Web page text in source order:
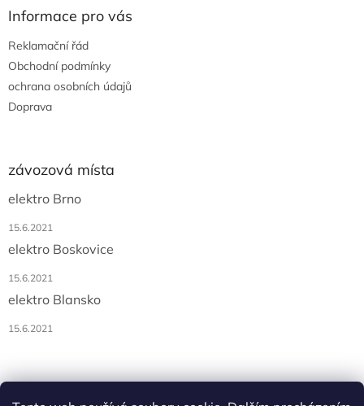
Informace pro vás
Reklamační řád
Obchodní podmínky
ochrana osobních údajů
Doprava
závozová místa
elektro Brno
15.6.2021
elektro Boskovice
15.6.2021
elektro Blansko
15.6.2021